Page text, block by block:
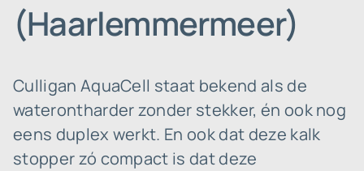
(Haarlemmermeer)
Culligan AquaCell staat bekend als de
waterontharder zonder stekker, én ook nog
eens duplex werkt. En ook dat deze kalk
stopper zó compact is dat deze